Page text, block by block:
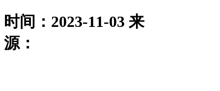
时间：2023-11-03 来
源：